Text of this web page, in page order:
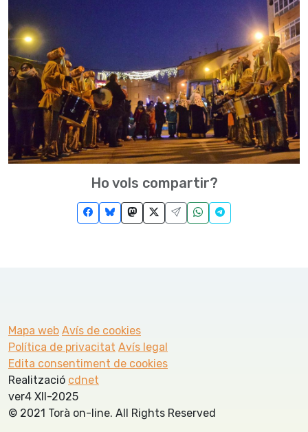
Ho vols compartir?
Mapa web Avís de cookies
Política de privacitat Avís legal
Edita consentiment de cookies
Realització cdnet
ver4 XII-2025
© 2021 Torà on-line. All Rights Reserved